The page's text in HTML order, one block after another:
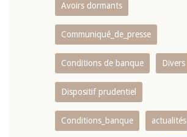
Avoirs dormants
Communiqué_de_presse
Conditions de banque Divers
Dispositif prudentiel
Conditions_banque actualités